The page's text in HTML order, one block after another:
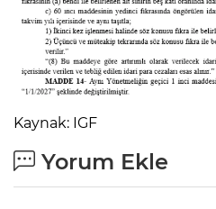
Kaynak: IGF
Yorum Ekle